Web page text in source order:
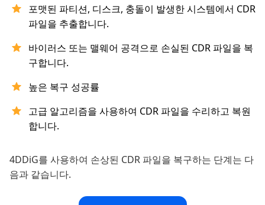
포맷된 파티션, 디스크, 충돌이 발생한 시스템에서 CDR
파일을 추출합니다.
바이러스 또는 맬웨어 공격으로 손실된 CDR 파일을 복
구합니다.
높은 복구 성공률
고급 알고리즘을 사용하여 CDR 파일을 수리하고 복원
합니다.
4DDiG를 사용하여 손상된 CDR 파일을 복구하는 단계는 다
음과 같습니다.